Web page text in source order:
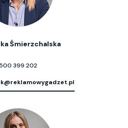
Śmierzchalska
500 399 202